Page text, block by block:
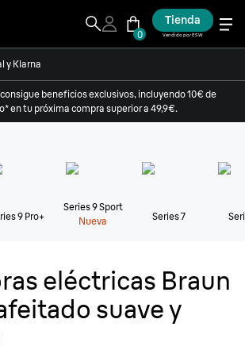
0
Tienda
Vendido por ESW
y Klarna
beneficios exclusivos, incluyendo 10€ de
en tu próxima compra superior a 49,9€.
9 Pro+
Series 9 Sport
Nueva
Series 7
eléctricas Braun
suave y